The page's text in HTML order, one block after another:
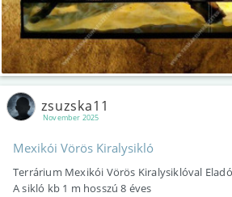
November 2025
zsuzska11
Mexikói Vörös Kiralysikló
Terrárium Mexikói Vörös Kiralysiklóval
A sikló kb 1 m hosszú 8 éves